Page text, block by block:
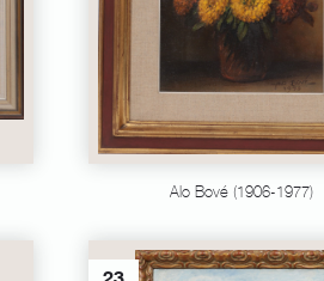
Alo Bové (1906-1977)